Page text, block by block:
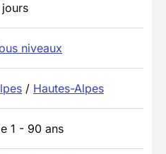
niveaux
/ Hautes-Alpes
1 - 90 ans